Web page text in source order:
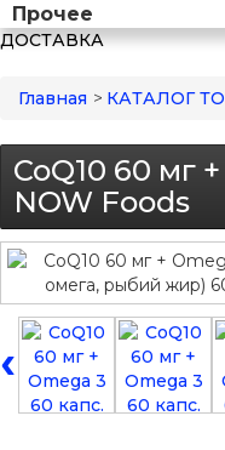
Прочее
ДОСТАВКА
Главная > КАТАЛОГ
CoQ10 60 мг
NOW Foods
‹